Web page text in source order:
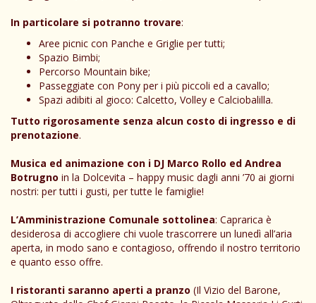
In particolare si potranno trovare:
Aree picnic con Panche e Griglie per tutti;
Spazio Bimbi;
Percorso Mountain bike;
Passeggiate con Pony per i più piccoli ed a cavallo;
Spazi adibiti al gioco: Calcetto, Volley e Calciobalilla.
Tutto rigorosamente senza alcun costo di ingresso e di
prenotazione.
Musica ed animazione con i DJ Marco Rollo ed Andrea
Botrugno in la Dolcevita – happy music dagli anni ’70 ai giorni
nostri: per tutti i gusti, per tutte le famiglie!
L’Amministrazione Comunale sottolinea: Caprarica è
desiderosa di accogliere chi vuole trascorrere un lunedì all’aria
aperta, in modo sano e contagioso, offrendo il nostro territorio
e quanto esso offre.
I ristoranti saranno aperti a pranzo (Il Vizio del Barone,